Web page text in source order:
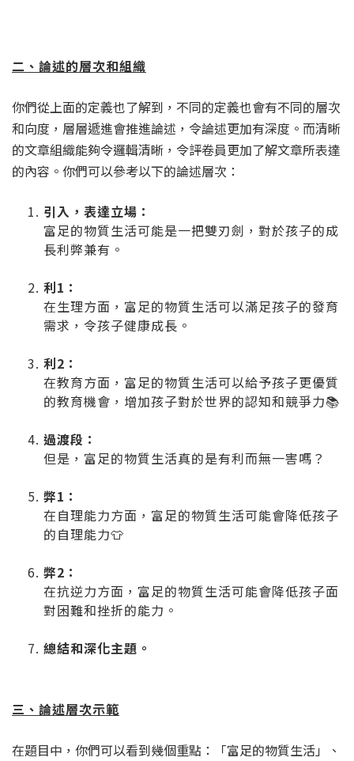
二、論述的層次和組織
你們從上面的定義也了解到，不同的定義也會有不同的層次
和向度，層層遞進會推進論述，令論述更加有深度。而清晰
的文章組織能夠令邏輯清晰，令評卷員更加了解文章所表達
的內容。你們可以參考以下的論述層次：
引入，表達立場：
富足的物質生活可能是一把雙刃劍，對於孩子的成
長利弊兼有。
利1：
在生理方面，富足的物質生活可以滿足孩子的發育
需求，令孩子健康成長。
利2：
在教育方面，富足的物質生活可以給予孩子更優質
的教育機會，增加孩子對於世界的認知和競爭力📚
過渡段：
但是，富足的物質生活真的是有利而無一害嗎？
弊1：
在自理能力方面，富足的物質生活可能會降低孩子
的自理能力👕
弊2：
在抗逆力方面，富足的物質生活可能會降低孩子面
對困難和挫折的能力。
總結和深化主題。
三、論述層次示範
在題目中，你們可以看到幾個重點：「富足的物質生活」、